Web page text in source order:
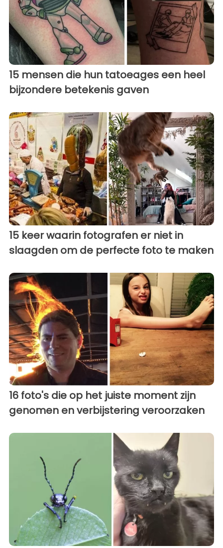
15 mensen die hun tatoeages een heel
bijzondere betekenis gaven
15 keer waarin fotografen er niet in
slaagden om de perfecte foto te maken
16 foto's die op het juiste moment zijn
genomen en verbijstering veroorzaken